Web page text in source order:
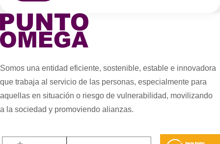
Somos una entidad eficiente, sostenible, estable e innovadora
que trabaja al servicio de las personas, especialmente para
aquellas en situación o riesgo de vulnerabilidad, movilizando
a la sociedad y promoviendo alianzas.